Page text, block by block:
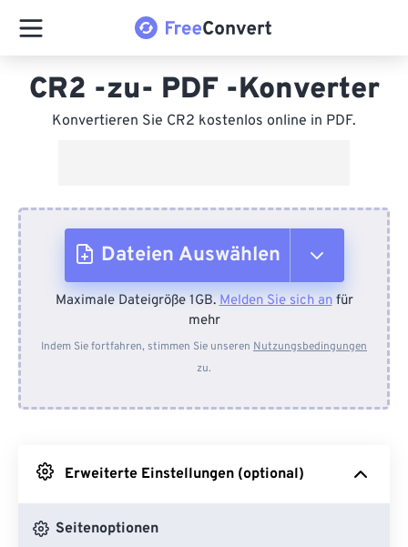
CR2 -zu- PDF -Konverter
Konvertieren Sie CR2 kostenlos online in PDF.
Dateien Auswählen
Vom Gerät
Von Dropbox
Maximale Dateigröße 1GB.Melden Sie sich anfür
mehr
Indem Sie fortfahren, stimmen Sie unseren Nutzungsbedingungen
zu.
Erweiterte Einstellungen (optional)
Seitenoptionen